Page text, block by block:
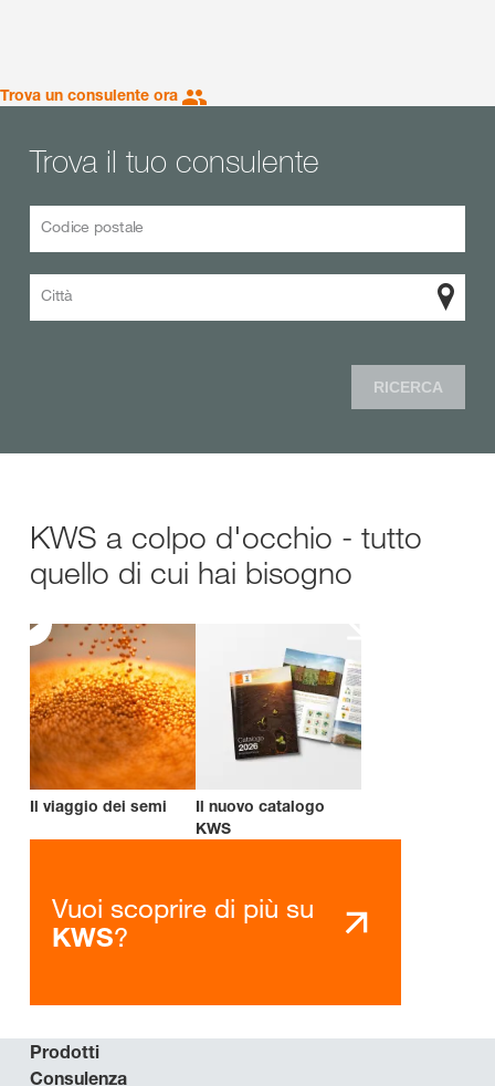
Trova un consulente ora
Trova il tuo consulente
Codice postale
Città
RICERCA
KWS a colpo d'occhio - tutto
quello di cui hai bisogno
Il viaggio dei semi
Il nuovo catalogo
KWS
Vuoi scoprire di più su
KWS?
Prodotti
Consulenza